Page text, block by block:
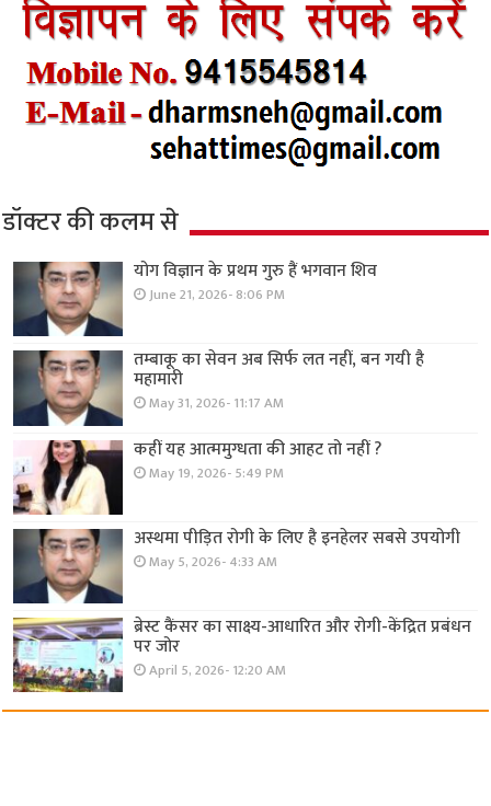
डॉक्टर की कलम से
योग विज्ञान के प्रथम गुरु हैं भगवान शिव
June 21, 2026- 8:06 PM
तम्बाकू का सेवन अब सिर्फ लत नहीं, बन गयी है
महामारी
May 31, 2026- 11:17 AM
कहीं यह आत्ममुग्धता की आहट तो नहीं ?
May 19, 2026- 5:49 PM
अस्थमा पीड़ित रोगी के लिए है इनहेलर सबसे उपयोगी
May 5, 2026- 4:33 AM
ब्रेस्ट कैंसर का साक्ष्य-आधारित और रोगी-केंद्रित प्रबंधन
पर जोर
April 5, 2026- 12:20 AM